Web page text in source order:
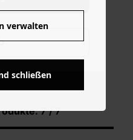
7 / 7
verwalten
schließen